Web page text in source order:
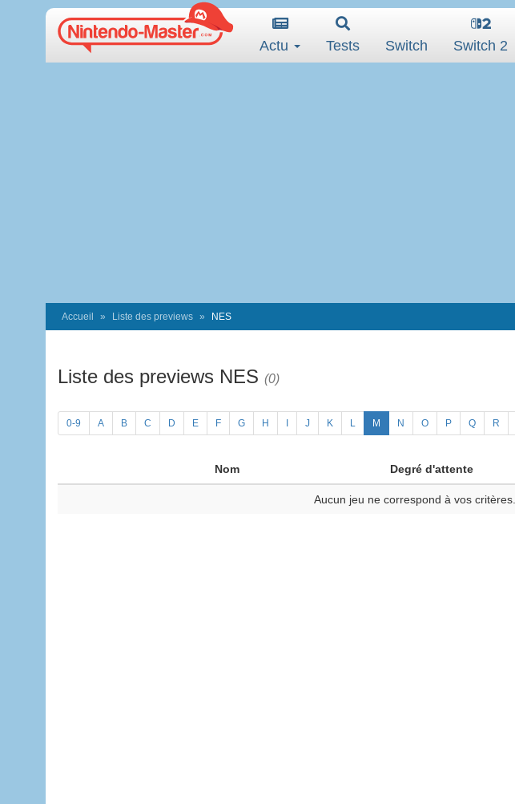
Actu Tests Switch Switch 2
Accueil Liste des previews NES
Liste des previews NES (0)
0-9 A B C D E F G H J K L M N O P Q R
Nom Degré d'attente
Aucun jeu ne correspond à vos critères.